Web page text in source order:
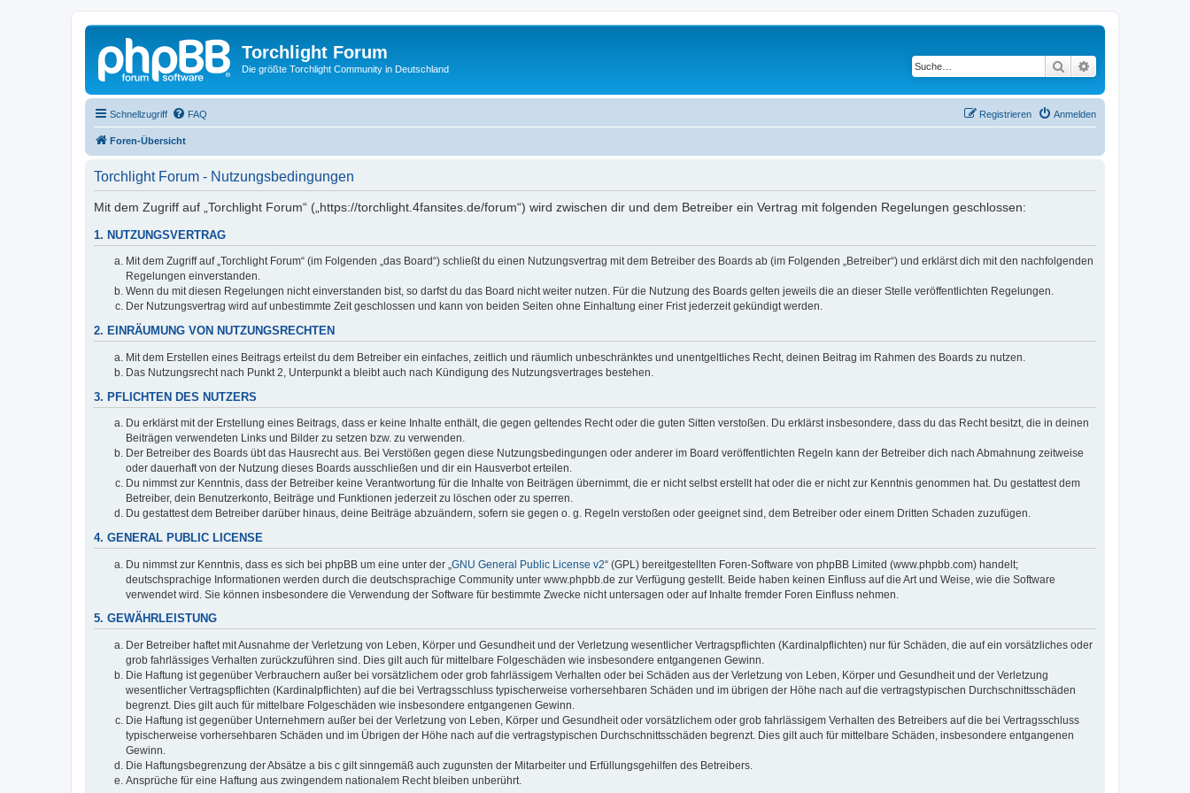
Torchlight Forum
Die größte Torchlight Community in Deutschland Suche
Schnellzugriff FAQ Anmelden
Registrieren
Foren-Übersicht
Torchlight Forum - Nutzungsbedingungen
Mit dem Zugriff auf „Torchlight Forum“ („https://torchlight.4fansites.de/forum“) wird zwischen dir und dem Betreiber ein Vertrag mit folgenden Regelungen geschlossen:
1. NUTZUNGSVERTRAG
Mit dem Zugriff auf „Torchlight Forum“ (im Folgenden „das Board“) schließt du einen Nutzungsvertrag mit dem Betreiber des Boards ab (im Folgenden „Betreiber“) und erklärst dich mit den nachfolgenden
Regelungen einverstanden.
Wenn du mit diesen Regelungen nicht einverstanden bist, so darfst du das Board nicht weiter nutzen. Für die Nutzung des Boards gelten jeweils die an dieser Stelle veröffentlichten Regelungen.
Der Nutzungsvertrag wird auf unbestimmte Zeit geschlossen und kann von beiden Seiten ohne Einhaltung einer Frist jederzeit gekündigt werden.
2. EINRÄUMUNG VON NUTZUNGSRECHTEN
Mit dem Erstellen eines Beitrags erteilst du dem Betreiber ein einfaches, zeitlich und räumlich unbeschränktes und unentgeltliches Recht, deinen Beitrag im Rahmen des Boards zu nutzen.
Das Nutzungsrecht nach Punkt 2, Unterpunkt a bleibt auch nach Kündigung des Nutzungsvertrages bestehen.
3. PFLICHTEN DES NUTZERS
Du erklärst mit der Erstellung eines Beitrags, dass er keine Inhalte enthält, die gegen geltendes Recht oder die guten Sitten verstoßen. Du erklärst insbesondere, dass du das Recht besitzt, die in deinen
Beiträgen verwendeten Links und Bilder zu setzen bzw. zu verwenden.
Der Betreiber des Boards übt das Hausrecht aus. Bei Verstößen gegen diese Nutzungsbedingungen oder anderer im Board veröffentlichten Regeln kann der Betreiber dich nach Abmahnung zeitweise
oder dauerhaft von der Nutzung dieses Boards ausschließen und dir ein Hausverbot erteilen.
Du nimmst zur Kenntnis, dass der Betreiber keine Verantwortung für die Inhalte von Beiträgen übernimmt, die er nicht selbst erstellt hat oder die er nicht zur Kenntnis genommen hat. Du gestattest dem
Betreiber, dein Benutzerkonto, Beiträge und Funktionen jederzeit zu löschen oder zu sperren.
Du gestattest dem Betreiber darüber hinaus, deine Beiträge abzuändern, sofern sie gegen o. g. Regeln verstoßen oder geeignet sind, dem Betreiber oder einem Dritten Schaden zuzufügen.
4. GENERAL PUBLIC LICENSE
Du nimmst zur Kenntnis, dass es sich bei phpBB um eine unter der „ GNU General Public License v2“ (GPL) bereitgestellten Foren-Software von phpBB Limited (www.phpbb.com) handelt;
deutschsprachige Informationen werden durch die deutschsprachige Community unter www.phpbb.de zur Verfügung gestellt. Beide haben keinen Einfluss auf die Art und Weise, wie die Software
verwendet wird. Sie können insbesondere die Verwendung der Software für bestimmte Zwecke nicht untersagen oder auf Inhalte fremder Foren Einfluss nehmen.
5. GEWÄHRLEISTUNG
Der Betreiber haftet mit Ausnahme der Verletzung von Leben, Körper und Gesundheit und der Verletzung wesentlicher Vertragspflichten (Kardinalpflichten) nur für Schäden, die auf ein vorsätzliches oder
grob fahrlässiges Verhalten zurückzuführen sind. Dies gilt auch für mittelbare Folgeschäden wie insbesondere entgangenen Gewinn.
Die Haftung ist gegenüber Verbrauchern außer bei vorsätzlichem oder grob fahrlässigem Verhalten oder bei Schäden aus der Verletzung von Leben, Körper und Gesundheit und der Verletzung
wesentlicher Vertragspflichten (Kardinalpflichten) auf die bei Vertragsschluss typischerweise vorhersehbaren Schäden und im übrigen der Höhe nach auf die vertragstypischen Durchschnittsschäden
begrenzt. Dies gilt auch für mittelbare Folgeschäden wie insbesondere entgangenen Gewinn.
Die Haftung ist gegenüber Unternehmern außer bei der Verletzung von Leben, Körper und Gesundheit oder vorsätzlichem oder grob fahrlässigem Verhalten des Betreibers auf die bei Vertragsschluss
typischerweise vorhersehbaren Schäden und im Übrigen der Höhe nach auf die vertragstypischen Durchschnittsschäden begrenzt. Dies gilt auch für mittelbare Schäden, insbesondere entgangenen
Gewinn.
Die Haftungsbegrenzung der Absätze a bis c gilt sinngemäß auch zugunsten der Mitarbeiter und Erfüllungsgehilfen des Betreibers.
Ansprüche für eine Haftung aus zwingendem nationalem Recht bleiben unberührt.